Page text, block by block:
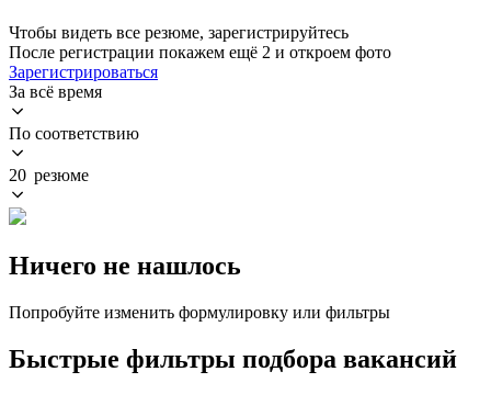
Чтобы видеть все резюме, зарегистрируйтесь
После регистрации покажем ещё 2 и откроем фото
Зарегистрироваться
За всё время
По соответствию
20 резюме
Ничего не нашлось
Попробуйте изменить формулировку или фильтры
Быстрые фильтры подбора вакансий